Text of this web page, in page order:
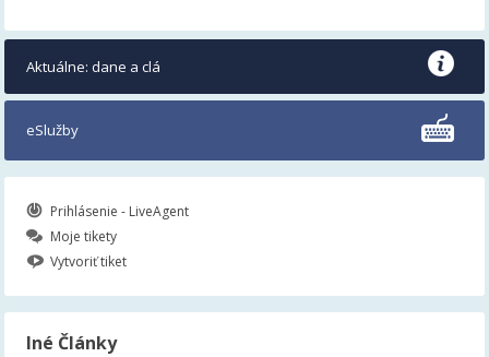
Aktuálne: dane a clá
eSlužby
Prihlásenie - LiveAgent
Moje tikety
Vytvoriť tiket
Iné Články